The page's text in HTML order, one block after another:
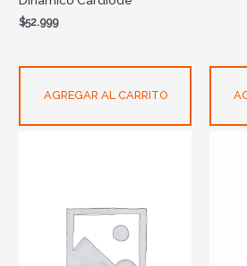
$52.999
AGREGAR AL CARRITO